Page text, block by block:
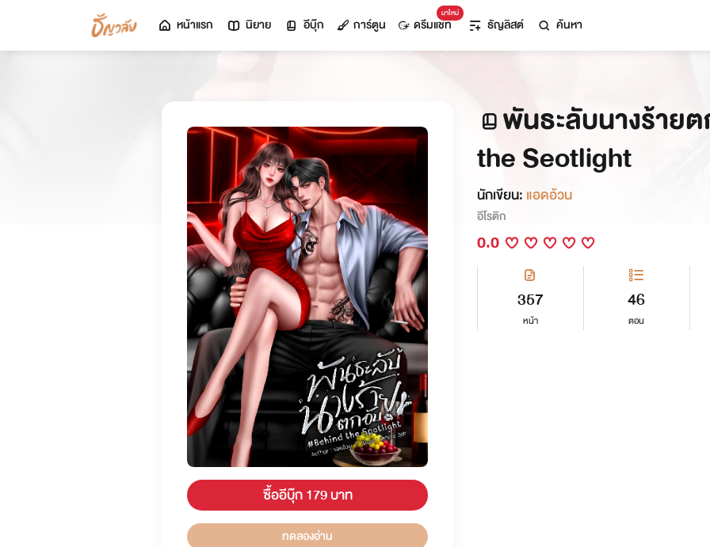
หน้าแรก นิยาย อีบุ๊ก การ์ตูน
มาใหม่
ดรีมแชท ธัญลิสต์ ค้นหา
ซื้ออีบุ๊ก 179 บาท
ทดลองอ่าน
พันธะลับนางร้าย
the Seotlight
นักเขียน: แอดอ้วน
อีโรติก
0.0
357
หน้า
46
ตอน